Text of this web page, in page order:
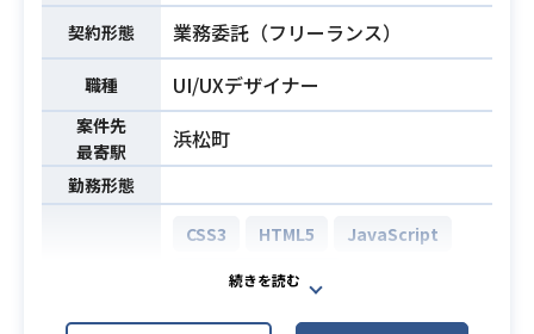
契約形態 業務委託（フリーランス）
職種 UI/UXデザイナー
案件先
最寄駅
浜松町
勤務形態
CSS3 HTML5
JavaScript
Adobe Illustrator
Adobe Photoshop
Adobe XD